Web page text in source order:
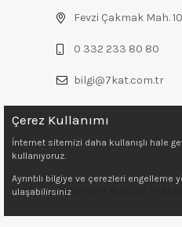
Fevzi Çakmak Mah.
0 332 233 80 80
bilgi@7kat.com.tr
Copyright © 2022
Çerez Kullanımı
İnternet sitemizi daha kullanışlı hale
kullanıyoruz.
Ayrıntılı bilgiye ve çerezleri engelleme
ulaşabilirsiniz